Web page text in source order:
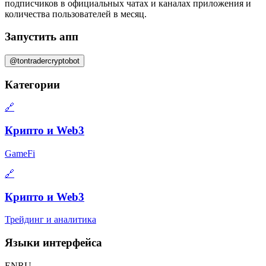
подписчиков в официальных чатах и каналах приложения и
количества пользователей в месяц.
Запустить апп
@tontradercryptobot
Категории
🔗
Крипто и Web3
GameFi
🔗
Крипто и Web3
Трейдинг и аналитика
Языки интерфейса